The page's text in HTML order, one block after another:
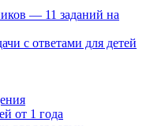
— 11 заданий на
с ответами для детей
от 1 года